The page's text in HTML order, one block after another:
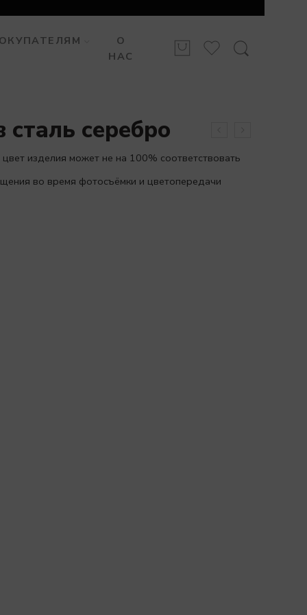
О
НАС
серебро
изделия может не на 100% соответствовать
во время фотосъёмки и цветопередачи